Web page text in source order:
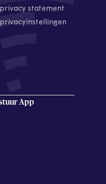
privacy statement
privacyinstellingen
App